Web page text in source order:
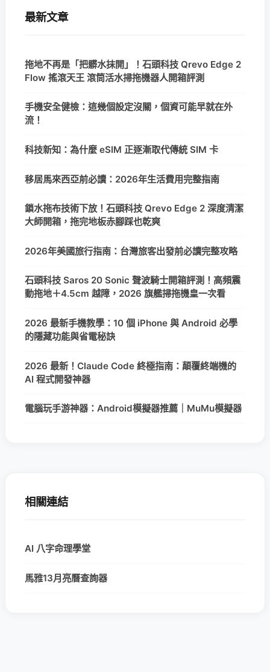
最新文章
拖地不再是「把髒水抹開」！石頭科技 Qrevo Edge 2
Flow 搖滾天王 滾筒活水掃拖機器人開箱評測
手機安全健檢：這幾個設定沒關，個資可能早就在外
流！
科技新知：為什麼 eSIM 正逐漸取代傳統 SIM 卡
移居馬來西亞前必讀：2026年生活費用完整指南
鎖水拖布技術下放！石頭科技 Qrevo Edge 2 深度清潔
大師開箱，拖完地板赤腳踩也乾爽
2026年美國旅行指南：台灣旅客出發前必讀完整攻略
石頭科技 Saros 20 Sonic 聲波騎士開箱評測！高頻震
動拖地＋4.5cm 越障，2026 旗艦掃拖機皇一次看
2026 最新手機教學：10 個 iPhone 與 Android 必學
的隱藏功能與省電秘訣
2026 最新！Claude Code 終極指南：顛覆終端機的
AI 程式開發神器
電腦玩手游神器：Android模擬器推薦｜MuMu模擬器
相關連結
AI 八字命理學堂
馬雅13月亮曆查詢器